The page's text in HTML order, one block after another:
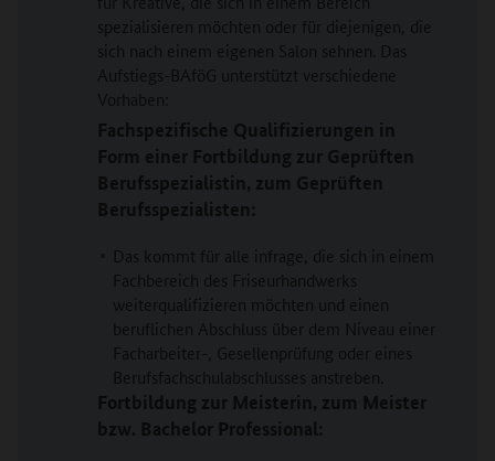
spezialisieren möchten oder für diejenigen, die
sich nach einem eigenen Salon sehnen. Das
Aufstiegs-BAföG unterstützt verschiedene
Vorhaben:
Fachspezifische Qualifizierungen in
Form einer Fortbildung zur Geprüften
Berufsspezialistin, zum Geprüften
Berufsspezialisten:
Das kommt für alle infrage, die sich in einem
Fachbereich des Friseurhandwerks
weiterqualifizieren möchten und einen
beruflichen Abschluss über dem Niveau einer
Facharbeiter-, Gesellenprüfung oder eines
Berufsfachschulabschlusses anstreben.
Fortbildung zur Meisterin, zum Meister
bzw. Bachelor Professional: